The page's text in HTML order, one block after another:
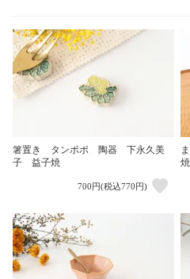
箸置き タンポポ 陶器 下永久美
子 益子焼
700円(税込770円)
焼